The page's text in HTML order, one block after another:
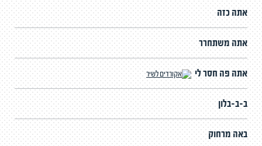
אתה כזה
אתה משתחרר
אתה פה חסר לי
ב-ב-בלון
באה מרחוק